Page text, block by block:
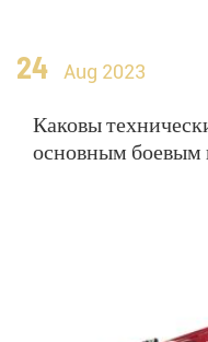
24 Aug 2023
Каковы
основным боевым